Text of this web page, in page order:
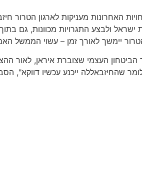
האחרונות מעניקות לארגון הטרור
ולבצע התגרויות מכוונות, גם
יימשך לאורך זמן – עשוי הממשל
הביטחון העצמי שצוברת איראן,
שהחיזבאללה ייכנע עכשיו דווקא",